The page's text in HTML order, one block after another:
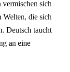
vermischen sich
Welten, die sich
Deutsch taucht
an eine